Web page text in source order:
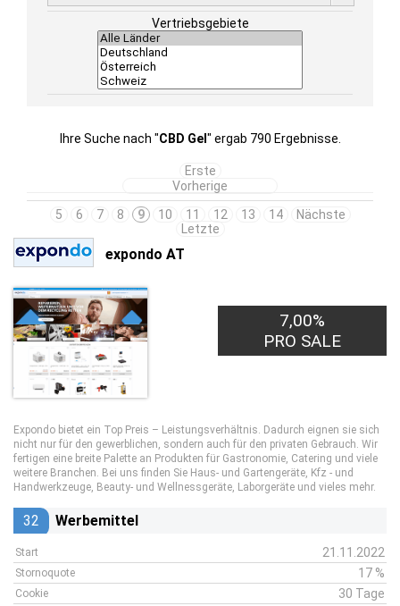
Vertriebsgebiete
Ihre Suche nach "CBD Gel " ergab 790 Ergebnisse.
Erste
Vorherige
5
6 7 8 9 10 11 12 13 14
Nächste
Letzte
expondo AT
7,00%
PRO SALE
Expondo bietet ein Top Preis – Leistungsverhältnis. Dadurch eignen sie sich
nicht nur für den gewerblichen, sondern auch für den privaten Gebrauch. Wir
fertigen eine breite Palette an Produkten für Gastronomie, Catering und viele
weitere Branchen. Bei uns finden Sie Haus- und Gartengeräte, Kfz - und
Handwerkzeuge, Beauty- und Wellnessgeräte, Laborgeräte und vieles mehr.
32 Werbemittel
Start 21.11.2022
Stornoquote 17 %
Cookie 30 Tage